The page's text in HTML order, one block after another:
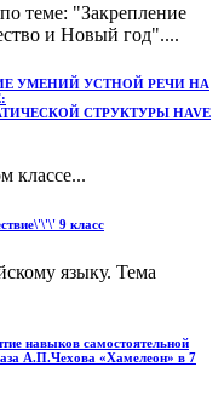
теме: "Закрепление
и Новый год"....
УМЕНИЙ УСТНОЙ РЕЧИ НА
СТРУКТУРЫ HAVE
классе...
9 класс
языку. Тема
навыков самостоятельной
А.П.Чехова «Хамелеон» в 7